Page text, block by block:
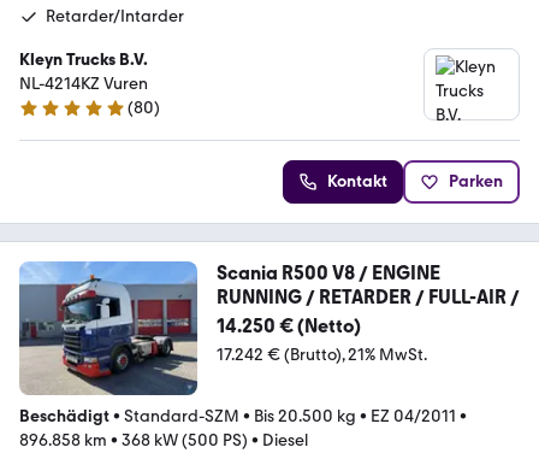
Retarder/Intarder
Kleyn Trucks B.V.
NL-4214KZ Vuren
5 Sterne
(80)
Kontakt Parken
Scania R500 V8 / ENGINE
RUNNING / RETARDER / FULL-AIR /
14.250 € (Netto)
17.242 € (Brutto) 21% MwSt.
Beschädigt• Standard-SZM • Bis 20.500 kg • EZ 04/2011 •
896.858 km • 368 kW (500 PS) • Diesel